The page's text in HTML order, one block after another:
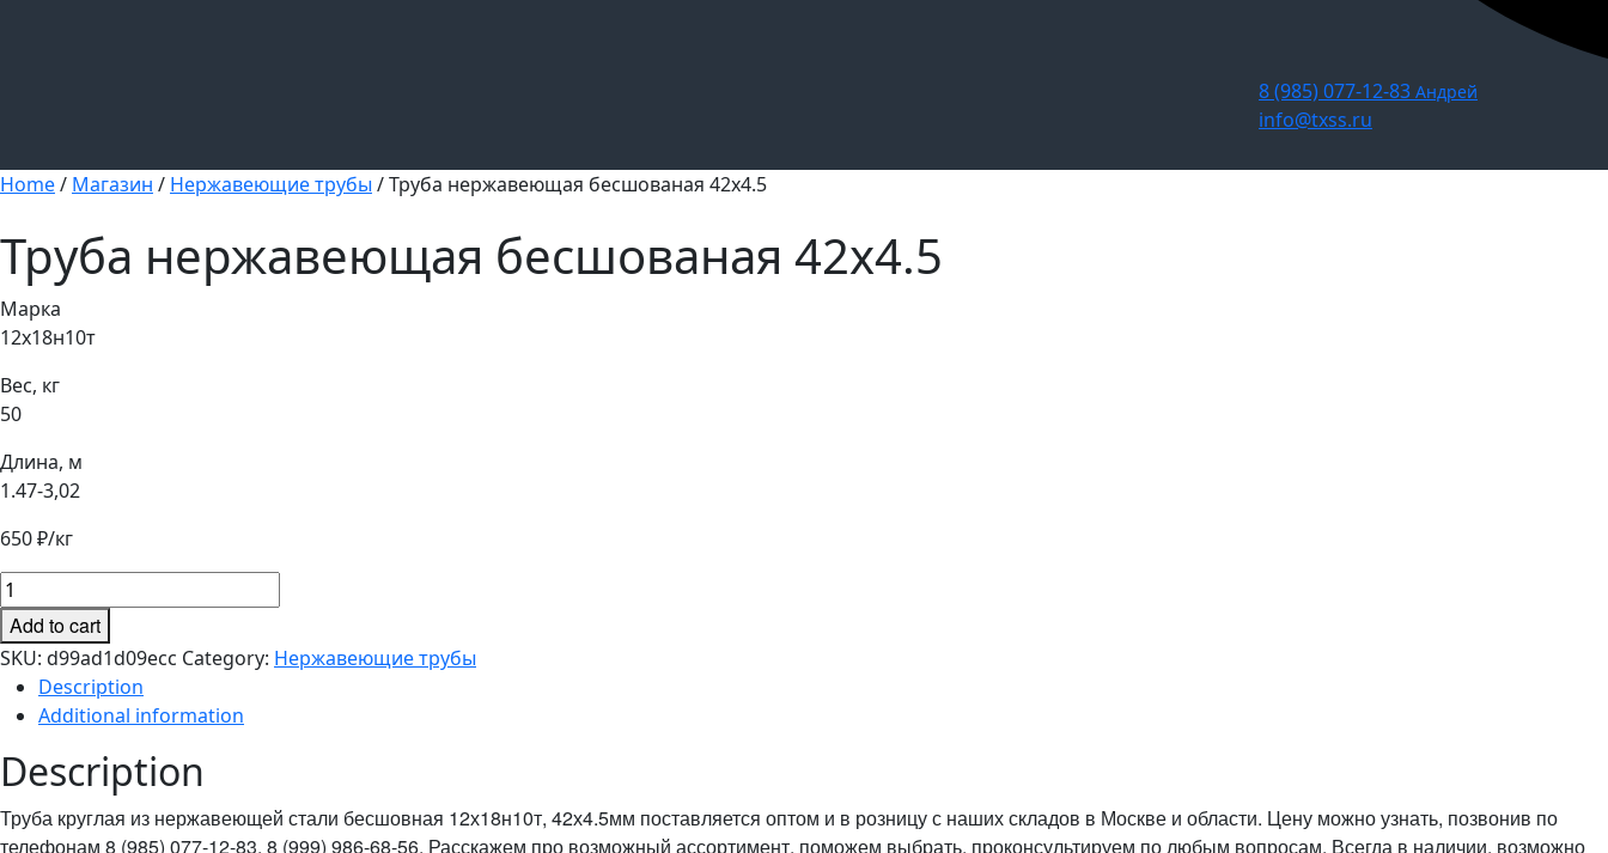
8 (985) 077-12-83 Андрей
info@txss.ru
Home/ Магазин / Нержавеющие трубы / Труба нержавеющая бесшованая 42х4.5
Труба нержавеющая бесшованая 42х4.5
Марка
12х18н10т
Вес, кг
50
Длина, м
1.47-3,02
650₽/кг
Труба
нержавеющая
бесшованая
42х4.5
quantity
Add to cart
SKU: d99ad1d09ecc Category: Нержавеющие трубы
Description
Additional information
Description
Труба круглая из нержавеющей стали бесшовная 12х18н10т, 42х4.5мм поставляется оптом и в розницу с наших складов в Москве и области. Цену можно узнать, позвонив по
телефонам 8 (985) 077-12-83, 8 (999) 986-68-56. Расскажем про возможный ассортимент, поможем выбрать, проконсультируем по любым вопросам. Всегда в наличии, возможно